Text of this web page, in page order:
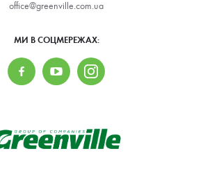
office@greenville.com.ua
МИ В СОЦМЕРЕЖАХ: